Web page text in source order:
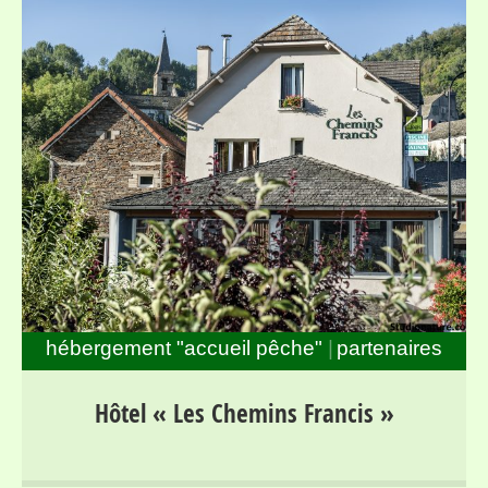
Séjours pour randonneurs et pêcheurs dans la haute
vallée du Lot, entre Mont Lozère et Margeride, au bord
hébergement "accueil pêche" partenaires
Hôtel « Les Chemins Francis »